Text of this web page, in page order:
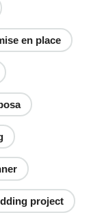
en place
project